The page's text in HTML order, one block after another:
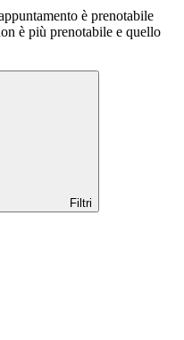
è prenotabile
è più prenotabile e quello
Filtri